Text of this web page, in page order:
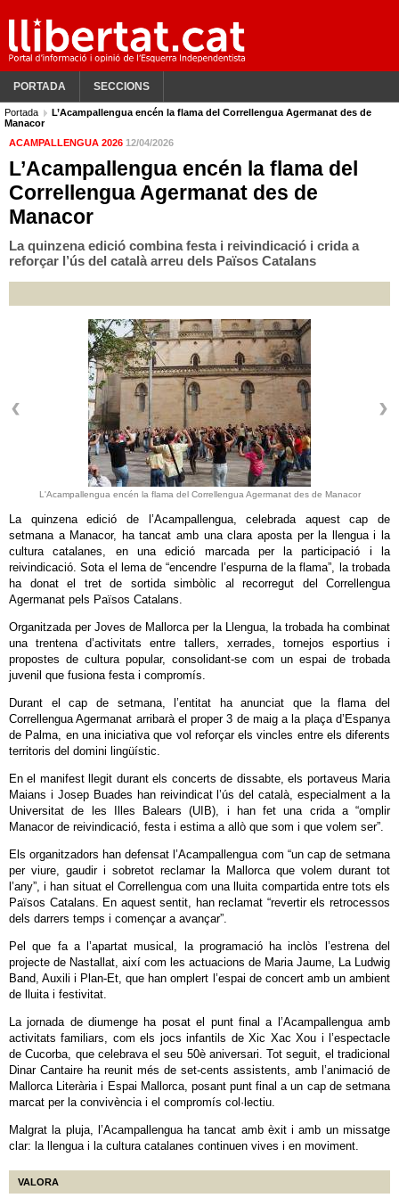
PORTADA SECCIONS
Portada
L’Acampallengua encén la flama del Correllengua Agermanat des de
Manacor
ACAMPALLENGUA 2026 12/04/2026
L’Acampallengua encén la flama del
Correllengua Agermanat des de
Manacor
La quinzena edició combina festa i reivindicació i crida a
reforçar l’ús del català arreu dels Països Catalans
L'Acampallengua encén la flama del Correllengua Agermanat des de Manacor
La quinzena edició de l’Acampallengua, celebrada aquest cap de
setmana a Manacor, ha tancat amb una clara aposta per la llengua i la
cultura catalanes, en una edició marcada per la participació i la
reivindicació. Sota el lema de “encendre l’espurna de la flama”, la trobada
ha donat el tret de sortida simbòlic al recorregut del Correllengua
Agermanat pels Països Catalans.
Organitzada per Joves de Mallorca per la Llengua, la trobada ha combinat
una trentena d’activitats entre tallers, xerrades, tornejos esportius i
propostes de cultura popular, consolidant-se com un espai de trobada
juvenil que fusiona festa i compromís.
Durant el cap de setmana, l’entitat ha anunciat que la flama del
Correllengua Agermanat arribarà el proper 3 de maig a la plaça d’Espanya
de Palma, en una iniciativa que vol reforçar els vincles entre els diferents
territoris del domini lingüístic.
En el manifest llegit durant els concerts de dissabte, els portaveus Maria
Maians i Josep Buades han reivindicat l’ús del català, especialment a la
Universitat de les Illes Balears (UIB), i han fet una crida a “omplir
Manacor de reivindicació, festa i estima a allò que som i que volem ser”.
Els organitzadors han defensat l’Acampallengua com “un cap de setmana
per viure, gaudir i sobretot reclamar la Mallorca que volem durant tot
l’any”, i han situat el Correllengua com una lluita compartida entre tots els
Països Catalans. En aquest sentit, han reclamat “revertir els retrocessos
dels darrers temps i començar a avançar”.
Pel que fa a l’apartat musical, la programació ha inclòs l’estrena del
projecte de Nastallat, així com les actuacions de Maria Jaume, La Ludwig
Band, Auxili i Plan‑Et, que han omplert l’espai de concert amb un ambient
de lluita i festivitat.
La jornada de diumenge ha posat el punt final a l’Acampallengua amb
activitats familiars, com els jocs infantils de Xic Xac Xou i l’espectacle
de Cucorba, que celebrava el seu 50è aniversari. Tot seguit, el tradicional
Dinar Cantaire ha reunit més de set-cents assistents, amb l’animació de
Mallorca Literària i Espai Mallorca, posant punt final a un cap de setmana
marcat per la convivència i el compromís col·lectiu.
Malgrat la pluja, l’Acampallengua ha tancat amb èxit i amb un missatge
clar: la llengua i la cultura catalanes continuen vives i en moviment.
VALORA